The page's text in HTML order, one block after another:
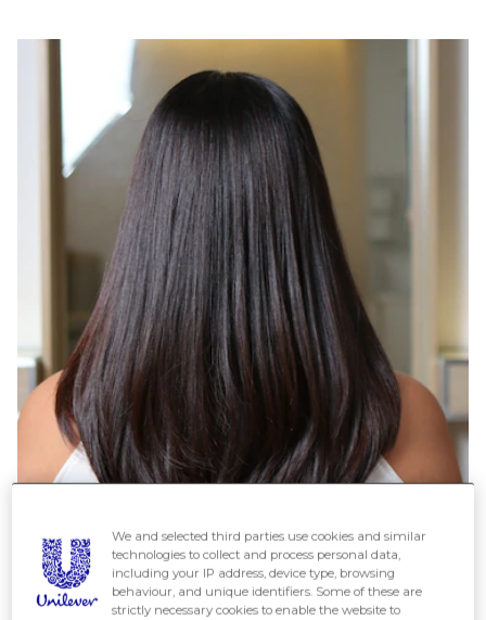
Tóc lá bầu.
We and selected third parties use cookies and similar
technologies to collect and process personal data,
including your IP address, device type, browsing
behaviour, and unique identifiers. Some of these are
strictly necessary cookies to enable the website to